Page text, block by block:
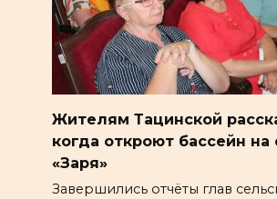
Жителям Тацинской
когда откроют бассейн на
«Заря»
Завершились отчёты глав